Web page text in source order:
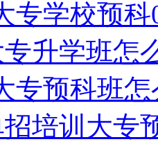
专学校预
升学班怎
专预科班
培训大专